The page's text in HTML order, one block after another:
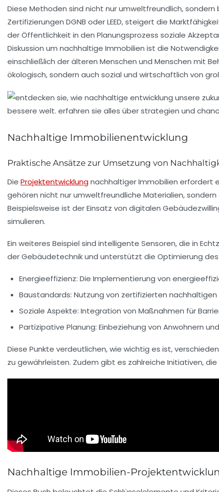
Diese Methoden sind nicht nur umweltfreundlich,
Zertifizierungen DGNB oderLEED, steigert die
der Öffentlichkeit in den Planungsprozess soziale
Diskussion um nachhaltige Immobilien ist die
einschließlich derälteren Menschen und Menschen mit
ökologisch, sondern auch sozial und wirtschaftlich von
Nachhaltige Immobilienentwicklung
Praktische Ansätze zur Umsetzung von
Die Projektentwicklungnachhaltiger Immobilien erfordert
gehören nicht nur umweltfreundliche Materialien,
Beispielsweise ist der Einsatz von digitalen
simulieren.
Ein weiteres Beispiel sind intelligente Sensoren, die in
der Gebäudetechnik und unterstützt die Optimierung
Energieeffizienz: Die Implementierung von
Baustandards: Nutzung von zertifizierten
Soziale Aspekte: Integration von Maßnahmen für
Partizipative Planung: Einbeziehung von Anwohnern
Diese Punkte verdeutlichen, wie wichtig es ist,
zu gewährleisten. Zudem gibt es zahlreiche Initiativen,
Nachhaltige Immobilien-